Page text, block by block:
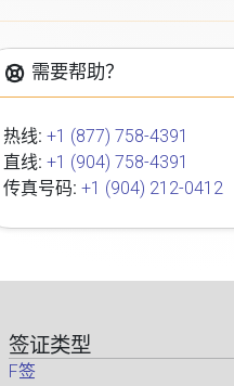
需要帮助？
热线: +1 (877) 758-4391
直线: +1 (904) 758-4391
传真号码: +1 (904) 212-0412
签证类型
F签